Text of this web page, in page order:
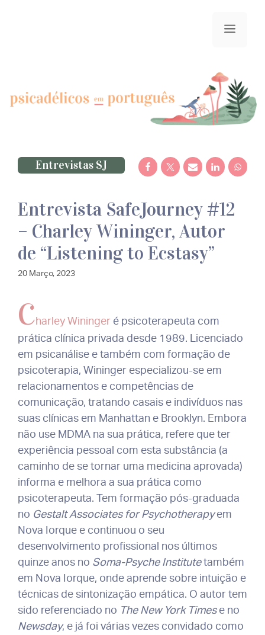
menu
Entrevistas SJ
Entrevista SafeJourney #12
– Charley Wininger, Autor
de “Listening to Ecstasy”
20 Março, 2023
Charley Wininger é psicoterapeuta com
prática clínica privada desde 1989. Licenciado
em psicanálise e também com formação de
psicoterapia, Wininger especializou-se em
relacionamentos e competências de
comunicação, tratando casais e indivíduos nas
suas clínicas em Manhattan e Brooklyn. Embora
não use MDMA na sua prática, refere que ter
experiência pessoal com esta substância (a
caminho de se tornar uma medicina aprovada)
informa e melhora a sua prática como
psicoterapeuta. Tem formação pós-graduada
no Gestalt Associates for Psychotherapyem
Nova Iorque e continuou o seu
desenvolvimento profissional nos últimos
quinze anos no Soma-Psyche Institutetambém
em Nova Iorque, onde aprende sobre intuição e
técnicas de sintonização empática. O autor tem
sido referenciado no The New York Timese no
Newsday, e já foi várias vezes convidado como